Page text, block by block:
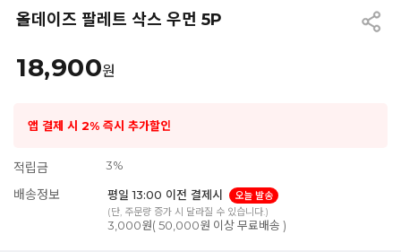
올데이즈 팔레트 삭스 우먼 5P
18,900원
앱 결제 시 2% 즉시 추가할인
적립금 3%
배송정보 평일 13:00 이전 결제시
오늘 발송
(단, 주문량 증가 시 달라질 수 있습니다.)
3,000원( 50,000원 이상 무료배송 )